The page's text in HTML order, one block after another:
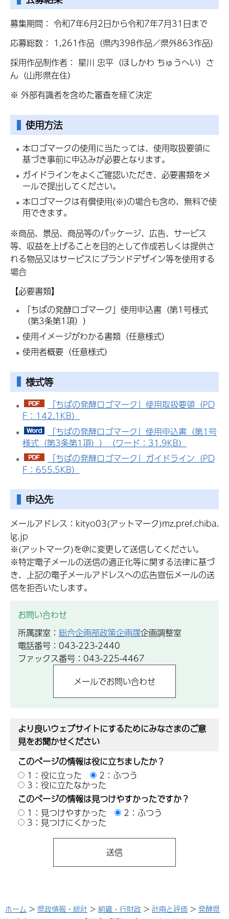
募集期間： 令和7年6月2日から令和7年7月31日まで
応募総数： 1,261作品（県内398作品／県外863作品）
採用作品制作者： 星川 忠平（ほしかわ ちゅうへい）さ
ん（山形県在住）
※ 外部有識者を含めた審査を経て決定
使用方法
本ロゴマークの使用に当たっては、使用取扱要領に
基づき事前に申込みが必要となります。
ガイドラインをよくご確認いただき、必要書類をメ
ールで提出してください。
本ロゴマークは有償使用(※)の場合も含め、無料で使
用できます。
※商品、景品、商品等のパッケージ、広告、サービス
等、収益を上げることを目的として作成若しくは提供さ
れる物品又はサービスにブランドデザイン等を使用する
場合
【必要書類】
「ちばの発酵ロゴマーク」使用申込書（第1号様式
（第3条第1項））
使用イメージがわかる書類（任意様式）
使用者概要（任意様式）
様式等
「ちばの発酵ロゴマーク」使用取扱要領（PD
F：142.1KB）
「ちばの発酵ロゴマーク」使用申込書（第1号
様式（第3条第1項））（ワード：31.9KB）
「ちばの発酵ロゴマーク」ガイドライン（PD
F：655.5KB）
申込先
メールアドレス：kityo03(アットマーク)mz.pref.chiba.
lg.jp
※(アットマーク)を@に変更して送信してください。
※特定電子メールの送信の適正化等に関する法律に基づ
き、上記の電子メールアドレスへの広告宣伝メールの送
信を拒否いたします。
お問い合わせ
所属課室： 総合企画部政策企画課企画調整室
電話番号：043-223-2440
ファックス番号：043-225-4467
より良いウェブサイトにするためにみなさまのご意
見をお聞かせください
このページの情報は役に立ちましたか？
1：役に立った
2：ふつう
3：役に立たなかった
このページの情報は見つけやすかったですか？
1：見つけやすかった
2：ふつう
3：見つけにくかった
ホーム > 県政情報・統計 > 組織・行財政 > 計画と評価 > 発酵県